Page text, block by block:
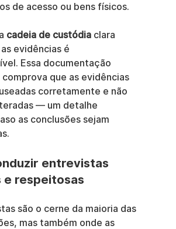
de acesso ou bens físicos.
cadeia de custódia clara
evidências é
Essa documentação
que as evidências
corretamente e não
— um detalhe
as conclusões sejam
entrevistas
e respeitosas
são o cerne da maioria das
mas também onde as